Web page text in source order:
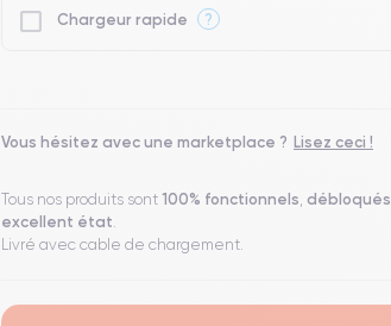
Chargeur rapide ?
Vous hésitez avec une marketplace ? Lisez ceci !
Tous nos produits sont 100% fonctionnels, débloqués
excellent état.
Livré avec cable de chargement.